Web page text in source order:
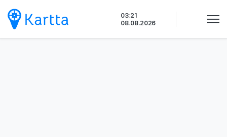
sisältöön
03:21
08.08.2026